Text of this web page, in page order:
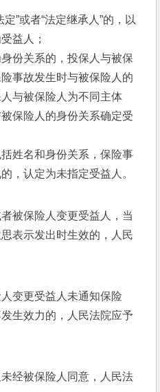
或者“法定继承人”的，以
益人；
关系的，投保人与被保
事故发生时与被保险人的
与被保险人为不同主体
保险人的身份关系确定受
名和身份关系，保险事
，认定为未指定受益人。
保险人变更受益人，当
表示发出时生效的，人民
更受益人未通知保险
生效力的，人民法院应予
被保险人同意，人民法